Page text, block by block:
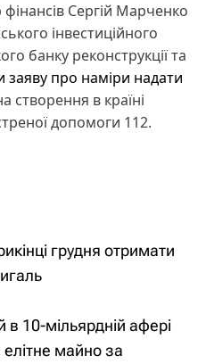
Сергій Марченко
інвестиційного
банку реконструкції та
заяву про наміри надати
створення в країні
допомоги 112.
грудня отримати
10-мільярдній афері
майно за